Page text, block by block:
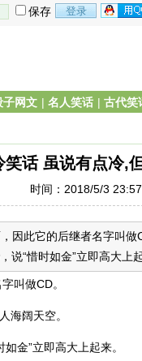
保存
子网文 | 名人笑话 | 古代笑
笑话 虽说有点冷,
时间：2018/5/3
因此它的后继者名字叫
说“惜时如金”立即高大
叫做CD。
海阔天空。
金”立即高大上起来。